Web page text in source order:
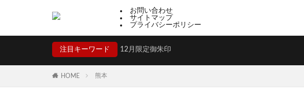
お問い合わせ
サイトマップ
プライバシーポリシー
注目キーワード 12月限定御朱印
HOME 熊本